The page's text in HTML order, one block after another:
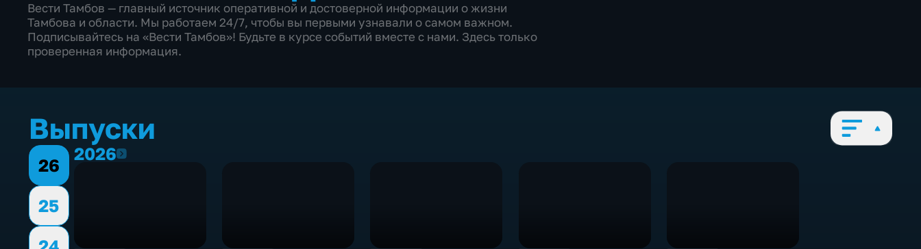
Вести Тамбов — главный источник оперативной и достоверной информации о жизни
Тамбова и области. Мы работаем 24/7, чтобы вы первыми узнавали о самом важном.
Подписывайтесь на «Вести Тамбов»! Будьте в курсе событий вместе с нами. Здесь только
проверенная информация.
Выпуски
26
25
20262026